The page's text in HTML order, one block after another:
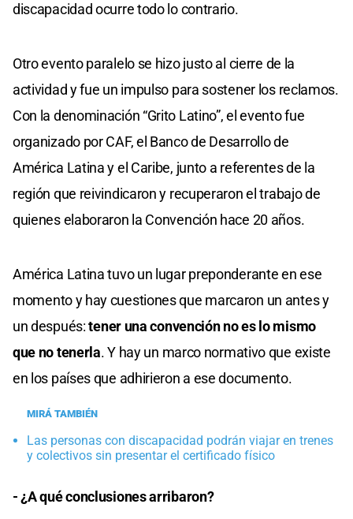
discapacidad ocurre todo lo contrario.
Otro evento paralelo se hizo justo al cierre de la
actividad y fue un impulso para sostener los reclamos.
Con la denominación “Grito Latino”, el evento fue
organizado por CAF, el Banco de Desarrollo de
América Latina y el Caribe, junto a referentes de la
región que reivindicaron y recuperaron el trabajo de
quienes elaboraron la Convención hace 20 años.
América Latina tuvo un lugar preponderante en ese
momento y hay cuestiones que marcaron un antes y
un después:tener una convención no es lo mismo
que no tenerla. Y hay un marco normativo que existe
en los países que adhirieron a ese documento.
MIRÁ TAMBIÉN
Las personas con discapacidad podrán viajar en trenes
y colectivos sin presentar el certificado físico
- ¿A qué conclusiones arribaron?